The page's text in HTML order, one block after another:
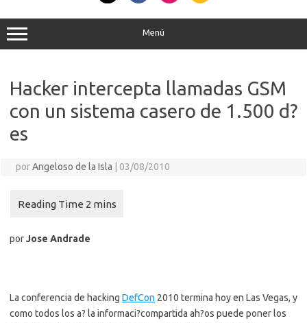
Menú
Hacker intercepta llamadas GSM
con un sistema casero de 1.500 d?
es
porAngeloso de la Isla 03/08/2010
porJose Andrade
La conferencia de hacking DefCon 2010 termina hoy en Las Vegas, y
como todos los a? la informaci?compartida ah?os puede poner los